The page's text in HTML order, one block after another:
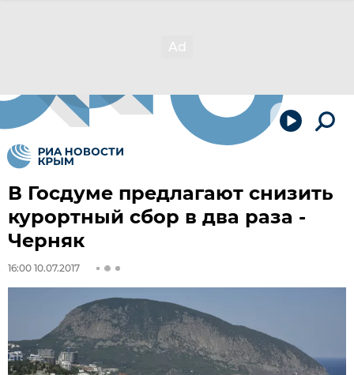
В Госдуме предлагают снизить
курортный сбор в два раза -
Черняк
16:00 10.07.2017